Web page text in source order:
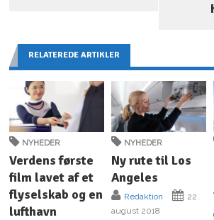
RELATEREDE ARTIKLER
NYHEDER
Verdens første
film lavet af et
flyselskab og en
lufthavn
NYHEDER
Ny rute til Los
Angeles
Redaktion
22.
august 2018